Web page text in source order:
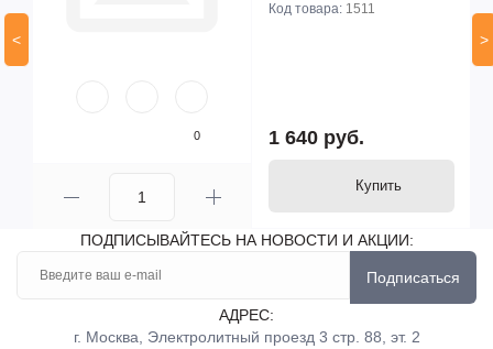
<
0
Код товара: 1511
1 640 руб.
Купить
>
ПОДПИСЫВАЙТЕСЬ НА НОВОСТИ И АКЦИИ:
Подписаться
АДРЕС:
г. Москва, Электролитный проезд 3 стр. 88, эт. 2